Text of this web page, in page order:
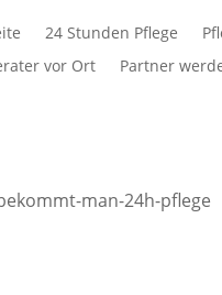
24 Stunden Pflege
vor Ort
Partner